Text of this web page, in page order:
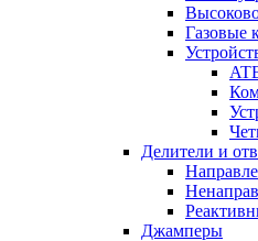
Газовые
Делители и
Джамперы